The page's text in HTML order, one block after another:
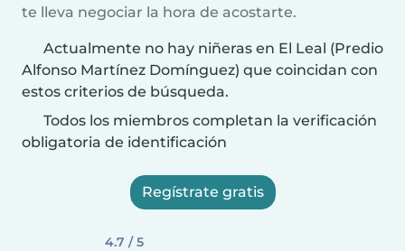
te lleva negociar la hora de acostarte.
Actualmente no hay niñeras en El Leal (Predio
Alfonso Martínez Domínguez) que coincidan con
estos criterios de búsqueda.
Todos los miembros completan la verificación
obligatoria de identificación
Regístrate gratis
4.7 / 5